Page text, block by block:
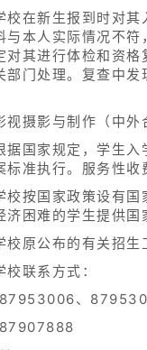
校在新生报到时对
与本人实际情况不
对其进行体检和资
部门处理。复查中
视摄影与制作（中外
据国家规定，学生
标准执行。服务性收
校按国家政策设有
济困难的学生提供国
校原公布的有关招生
联系方式：
、